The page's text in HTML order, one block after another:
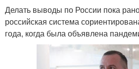
Делать выводы по России пока
российская система
года, когда была объявлена